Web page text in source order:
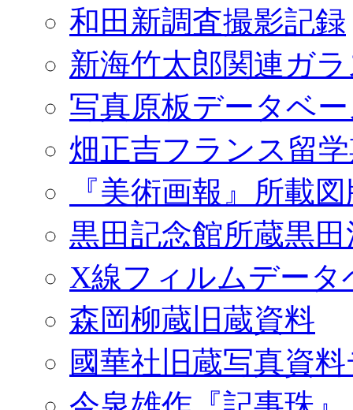
和田新調査撮影記録
新海竹太郎関連ガ
写真原板データベ
畑正吉フランス留
『美術画報』所載
黒田記念館所蔵黒
X線フィルムデータ
森岡柳蔵旧蔵資料
國華社旧蔵写真資